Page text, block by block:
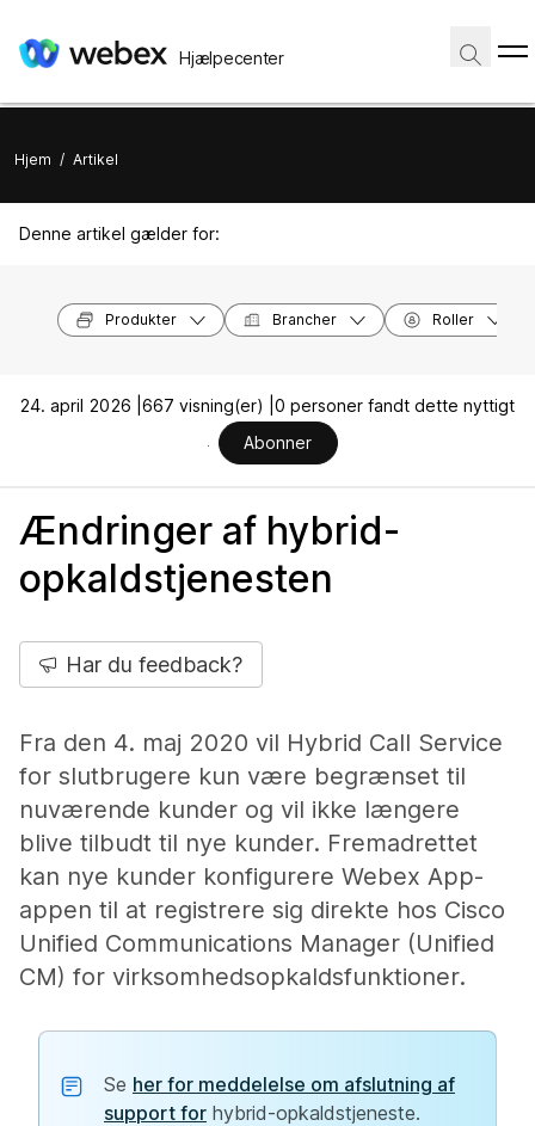
Hjælpecenter
Hjem / Artikel
Denne artikel gælder for:
Produkter Brancher Roller
24. april 2026 | 667 visning(er) | 0 personer fandt dette nyttigt
Abonner
Ændringer af hybrid-
opkaldstjenesten
Har du feedback?
Fra den 4. maj 2020 vil Hybrid Call Service
for slutbrugere kun være begrænset til
nuværende kunder og vil ikke længere
blive tilbudt til nye kunder. Fremadrettet
kan nye kunder konfigurere Webex App-
appen til at registrere sig direkte hos Cisco
Unified Communications Manager (Unified
CM) for virksomhedsopkaldsfunktioner.
Se her for meddelelse om afslutning af
support for hybrid-opkaldstjeneste.